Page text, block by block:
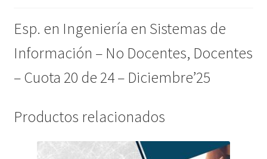
Esp. en Ingeniería en Sistemas de
Información – No Docentes, Docentes
– Cuota 20 de 24 – Diciembre’25
Productos relacionados